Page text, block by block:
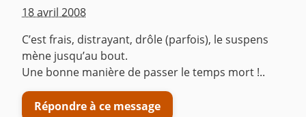
18 avril 2008
C’est frais, distrayant, drôle (parfois), le suspens
mène jusqu’au bout.
Une bonne manière de passer le temps mort !..
Répondre à ce message